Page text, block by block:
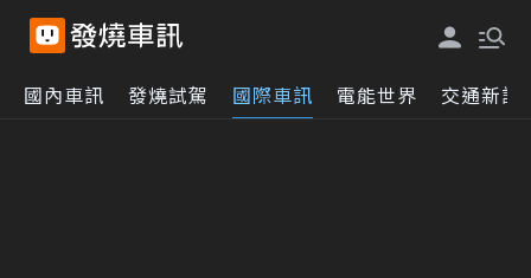
國內車訊 發燒試駕 國際車訊 電能世界 交通新訊